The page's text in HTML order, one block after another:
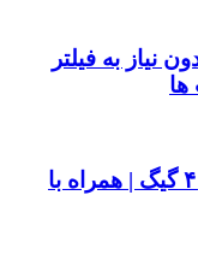
نیاز به فیلتر
۱۰ بازی پیشنهادی برای رم زیر ۴ گیگ | همراه با